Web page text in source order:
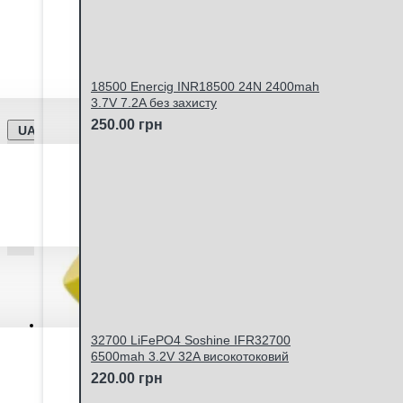
UA
18500 Enercig INR18500 24N 2400mah
3.7V 7.2A без захисту
250.00 грн
32700 LiFePO4 Soshine IFR32700
6500mah 3.2V 32A високотоковий
220.00 грн